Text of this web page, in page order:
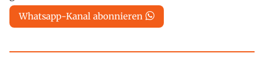
Whatsapp-Kanal abonnieren